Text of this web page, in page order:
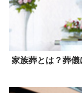
家族葬とは？葬